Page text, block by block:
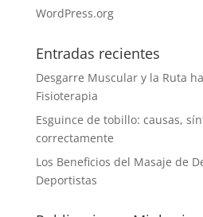
WordPress.org
Entradas recientes
Desgarre Muscular y la Ruta
Fisioterapia
Esguince de tobillo: causas,
correctamente
Los Beneficios del Masaje de
Deportistas